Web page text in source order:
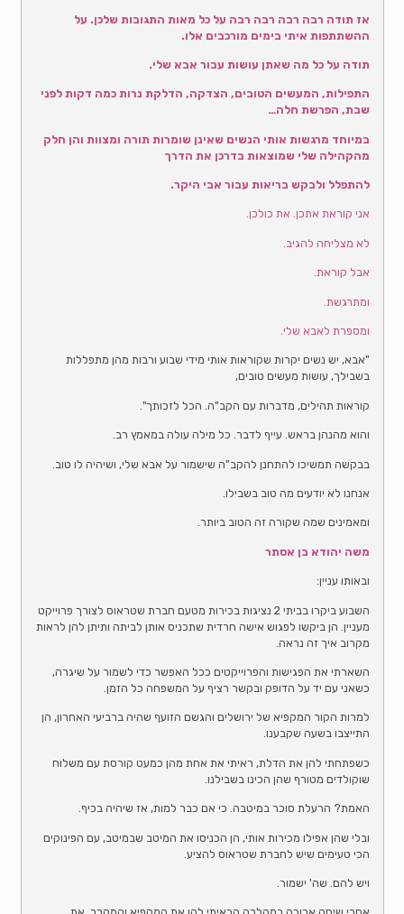
אז תודה רבה רבה רבה רבה על כל מאות התגובות שלכן. על
ההשתתפות איתי בימים מורכבים אלו.
תודה על כל מה שאתן עושות עבור אבא שלי.
התפילות, המעשים הטובים, הצדקה, הדלקת נרות כמה דקות לפני
שבת, הפרשת חלה…
במיוחד מרגשות אותי הנשים שאינן שומרות תורה ומצוות והן חלק
מהקהילה שלי שמוצאות בדרכן את הדרך
להתפלל ולבקש בריאות עבור אבי היקר.
אני קוראת אתכן. את כולכן.
לא מצליחה להגיב.
אבל קוראת.
ומתרגשת.
ומספרת לאבא שלי.
"אבא, יש נשים יקרות שקוראות אותי מידי שבוע ורבות מהן מתפללות
בשבילך, עושות מעשים טובים,
קוראות תהילים, מדברות עם הקב"ה. הכל לזכותך".
והוא מהנהן בראש. עייף לדבר. כל מילה עולה במאמץ רב.
בבקשה תמשיכו להתחנן להקב"ה שישמור על אבא שלי, ושיהיה לו טוב.
אנחנו לא יודעים מה טוב בשבילו.
ומאמינים שמה שקורה זה הטוב ביותר.
משה יהודא בן אסתר
ובאותו עניין:
השבוע ביקרו בביתי 2 נציגות בכירות מטעם חברת שטראוס לצורך פרוייקט
מעניין. הן ביקשו לפגוש אישה חרדית שתכניס אותן לביתה ותיתן להן לראות
מקרוב איך זה נראה.
השארתי את הפגישות והפרוייקטים ככל האפשר כדי לשמור על שיגרה,
כשאני עם יד על הדופק ובקשר רציף על המשפחה כל הזמן.
למרות הקור המקפיא של ירושלים והגשם הזועף שהיה ברביעי האחרון, הן
התייצבו בשעה שקבענו.
כשפתחתי להן את הדלת, ראיתי את אחת מהן כמעט קורסת עם משלוח
שוקולדים מטורף שהן הכינו בשבילנו.
האמת? הרעלת סוכר במיטבה. כי אם כבר למות, אז שיהיה בכיף.
ובלי שהן אפילו מכירות אותי, הן הכניסו את המיטב שבמיטב, עם הפינוקים
הכי טעימים שיש לחברת שטראוס להציע.
ויש להם. שה' ישמור.